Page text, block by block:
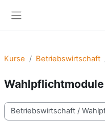
Kurse Betriebswirtschaft
Kursbereiche